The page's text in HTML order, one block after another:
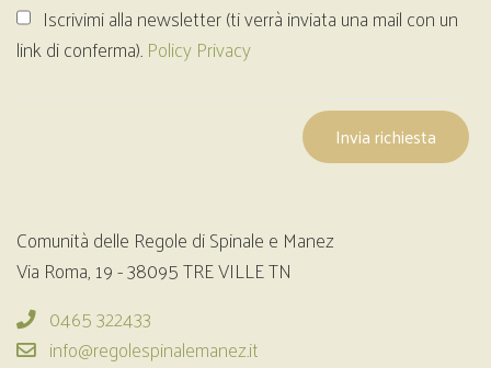
Iscrivimi alla newsletter (ti verrà inviata una mail con un
link di conferma).Policy Privacy
Invia richiesta
Comunità delle Regole di Spinale e Manez
Via Roma, 19 - 38095 TRE VILLE TN
0465 322433
info@regolespinalemanez.it